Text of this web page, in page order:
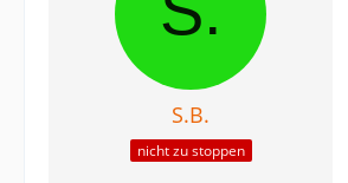
S.B.
nicht zu stoppen